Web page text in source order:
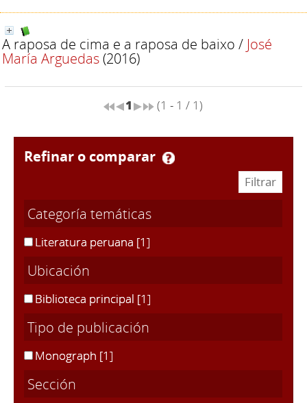
A raposa de cima e a raposa de baixo / José
María Arguedas(2016)
1 (1 - 1 / 1)
refinar o comparar
Categoría temáticas
Literatura peruana [1]
Ubicación
Biblioteca principal [1]
Tipo de publicación
Monograph [1]
Sección